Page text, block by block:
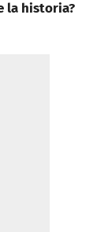
la historia?